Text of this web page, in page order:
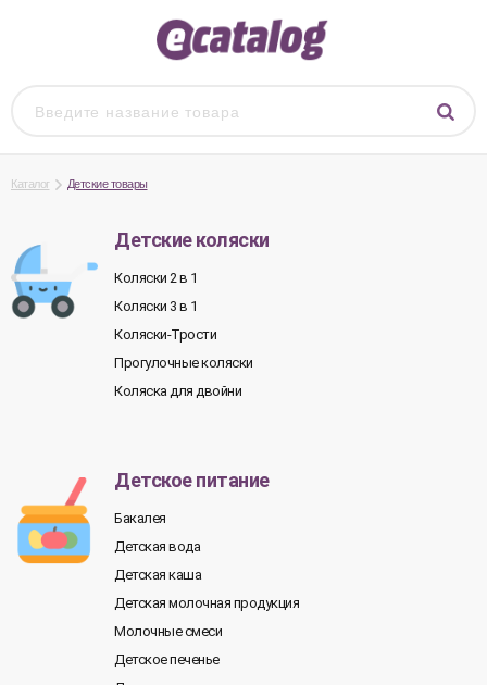
Каталог Детские товары
Детские коляски
Коляски 2 в 1
Коляски 3 в 1
Коляски-Трости
Прогулочные коляски
Коляска для двойни
Детское питание
Бакалея
Детская вода
Детская каша
Детская молочная продукция
Молочные смеси
Детское печенье